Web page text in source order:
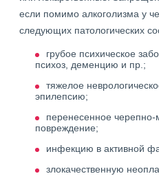
если помимо алкоголизма у
следующих патологических
грубое психическое
психоз, деменцию и пр.;
тяжелое
эпилепсию;
перенесенное черепно-
повреждение;
инфекцию в активной
злокачественную